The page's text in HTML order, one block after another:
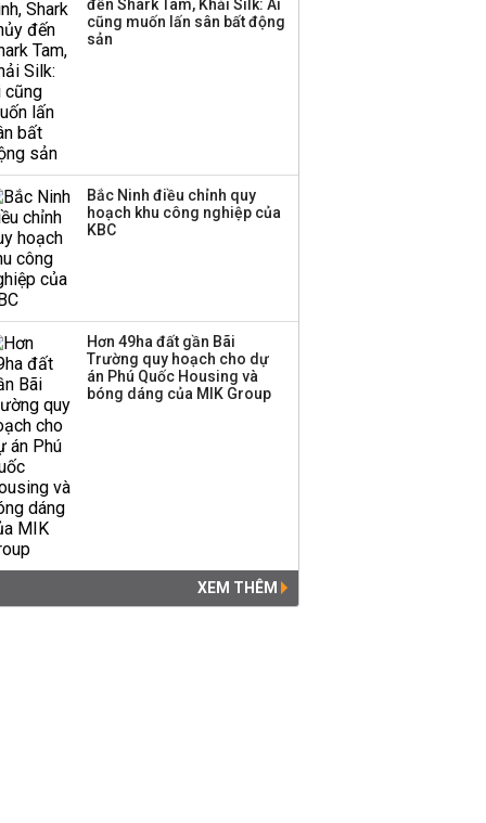
đến Shark Tam, Khải Silk: Ai
cũng muốn lấn sân bất động
sản
Bắc Ninh điều chỉnh quy
hoạch khu công nghiệp của
KBC
Hơn 49ha đất gần Bãi
Trường quy hoạch cho dự
án Phú Quốc Housing và
bóng dáng của MIK Group
XEM THÊM